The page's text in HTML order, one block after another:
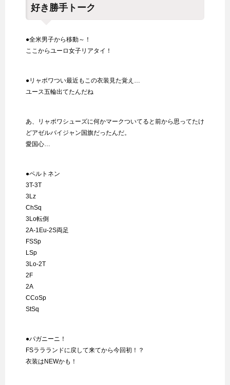
好き勝手トーク
●全米男子から移動～！
ここからユーロ女子リアタイ！
●リャボワつい最近もこの衣装見た覚え…
ユース五輪出てたんだね
あ、リャボワシューズに何かマークついてると前から思ってたけ
どアゼルバイジャン国旗だったんだ。
愛国心…
●ペルトネン
3T-3T
3Lz
ChSq
3Lo転倒
2A-1Eu-2S両足
FSSp
LSp
3Lo-2T
2F
2A
CCoSp
StSq
●パガニーニ！
FSララランドに戻して来てから今回初！？
衣装はNEWかも！